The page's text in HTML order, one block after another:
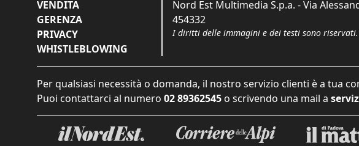
VENDITA
GERENZA
PRIVACY
WHISTLEBLOWING
Nord Est Multimedia S.p.a. - Via
454332
I diritti delle immagini e dei testi sono
Per qualsiasi necessità o domanda, il nostro servizio clienti è a tua
Puoi contattarci al numero 02 89362545 o scrivendo una mail a